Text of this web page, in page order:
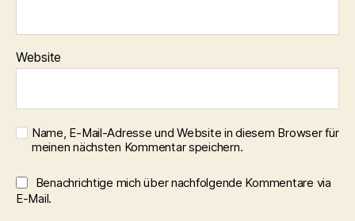
Website
Name, E-Mail-Adresse und Website in diesem Browser für
meinen nächsten Kommentar speichern.
Benachrichtige mich über nachfolgende Kommentare via
E-Mail.